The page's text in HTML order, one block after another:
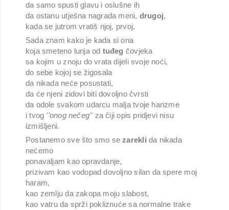
da samo spusti glavu i oslušne ih
da ostanu utješna nagrada meni, drugoj,
kada se jutrom vratiš njoj, prvoj.
Sada znam kako je kada si ona
koja smeteno lunja od tuđeg čovjeka
sa kojim u znoju do vrata dijeli svoje noći,
do sebe kojoj se žigosala
da nikada neće posustati,
da će njeni zidovi biti dovoljno čvrsti
da odole svakom udarcu malja tvoje harizme
i tvog ''onog nečeg'' za čiji opis pridjevi nisu
izmišljeni.
Postanemo sve što smo sezarekli da nikada
nećemo
ponavaljam kao opravdanje,
prizivam kao vodopad dovoljno silan da spere moj
haram,
kao zemlju da zakopa moju slabost,
kao vatru da sprži pokliznuće sa normalne trake